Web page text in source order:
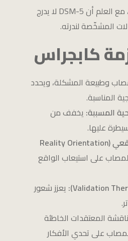
تقييم نفسي شامل، مع العلم أن DSM-5 لا يدرج
المشخّصة لندرته.
كابجراس
وطبيعة المشكلة، ويحدد
المناسبة.
المسببة: يخفف من
عليها.
العلاج بالتوجيه الواقعي (Reality Orientation
على استيعاب الواقع
يعزز شعور
المعتقدات الخاطئة
على تحدي الأفكار